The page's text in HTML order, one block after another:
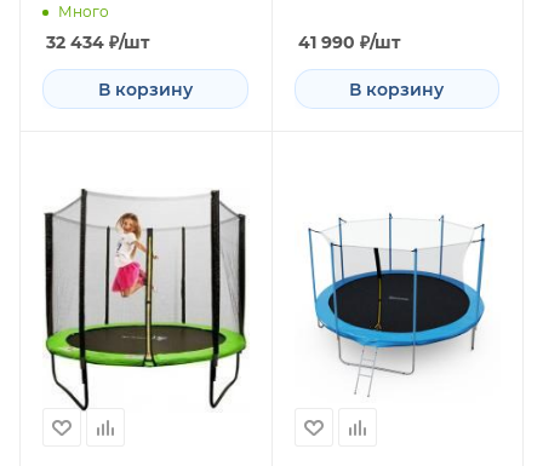
Много
32 434 ₽/шт
В корзину
41 990 ₽/шт
В корзину